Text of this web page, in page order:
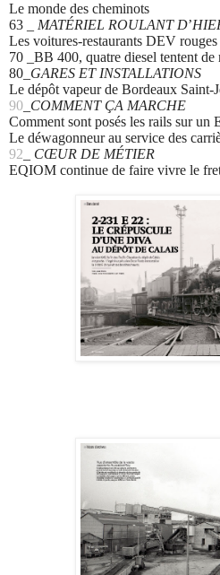
Le monde des cheminots
63
MATÉRIEL ROULANT D’
Les voitures-restaurants DEV rouges
70
_BB 400, quatre diesel tentent
80_ GARES ET INSTALLATIONS
Le dépôt vapeur de Bordeaux Saint-
90 COMMENT ÇA MARCHE
Comment sont posés les rails sur un
Le déwagonneur au service des
92
CŒUR DE MÉTIER
EQIOM continue de faire vivre le